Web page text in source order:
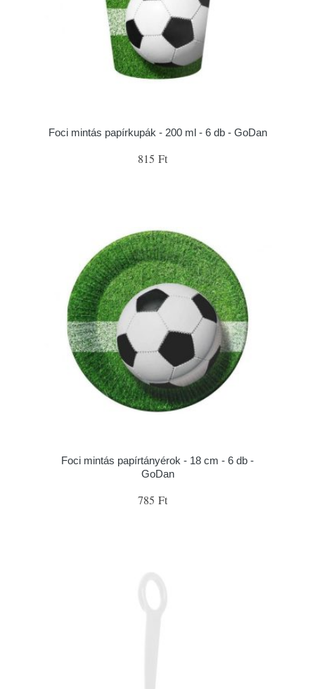
Foci mintás papírkupák - 200 ml - 6 db - GoDan
815 Ft
Foci mintás papírtányérok - 18 cm - 6 db -
GoDan
785 Ft